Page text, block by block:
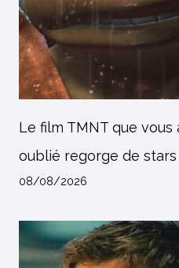
Le film TMNT que
oublié regorge de
08/08/2026